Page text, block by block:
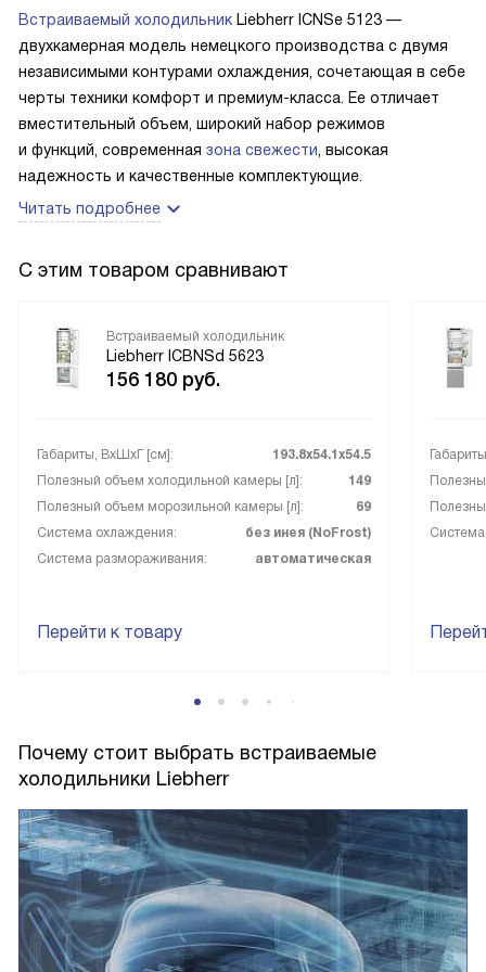
похвастался, что могу теперь очень быстро и без потери
контролировать не надо. Мне нравится, что есть разные
функции: отпуск, шаббат, вечеринка, охлаждение бутылок.
Мне они пригодятся не все, но приятно знать, что могу
Встраиваемый холодильник Liebherr ICNSe 5123 —
двухкамерная модель немецкого производства с двумя
независимыми контурами охлаждения, сочетающая в себе
черты техники комфорт и премиум-класса. Ее отличает
вместительный объем, широкий набор режимов
и функций, современная зона свежести , высокая
надежность и качественные комплектующие.
Читать подробнее
С этим товаром сравнивают
Встраиваемый холодильник
Liebherr ICBNSd 5623
156 180 руб.
Габариты, ВxШxГ [см]:
193.8х54.1х54.5
Полезный объем холодильной камеры [л]:
149
Полезный объем морозильной камеры [л]:
69
Система охлаждения:
без инея (NoFrost)
Система размораживания:
автоматическая
Перейти к товару
Почему стоит выбрать встраиваемые
холодильники Liebherr